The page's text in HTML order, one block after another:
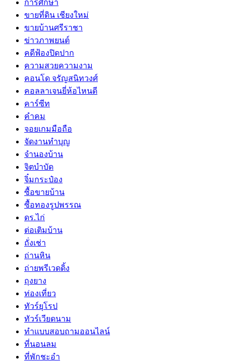
การศึกษา
ขายที่ดิน เชียงใหม่
ขายบ้านศรีราชา
ข่าวภาพยนต์
คดีฟ้องปิดปาก
ความสวยความงาม
คอนโด จรัญสนิทวงศ์
คอลลาเจนยี่ห้อไหนดี
คาร์ซีท
คำคม
จอยเกมมือถือ
จัดงานทำบุญ
จำนองบ้าน
จิตบำบัด
จิ๋มกระป๋อง
ซื้อขายบ้าน
ซื้อทองรูปพรรณ
ดร.ไก่
ต่อเติมบ้าน
ถั่งเช่า
ถ่านหิน
ถ่ายพรีเวดดิ้ง
ถุงยาง
ท่องเที่ยว
ทัวร์ยุโรป
ทัวร์เวียดนาม
ทำแบบสอบถามออนไลน์
ที่นอนลม
ที่พักชะอำ